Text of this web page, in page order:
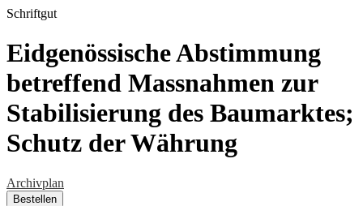
Schriftgut
Eidgenössische Abstimmung
betreffend Massnahmen zur
Stabilisierung des Baumarktes;
Schutz der Währung
Archivplan
Bestellen